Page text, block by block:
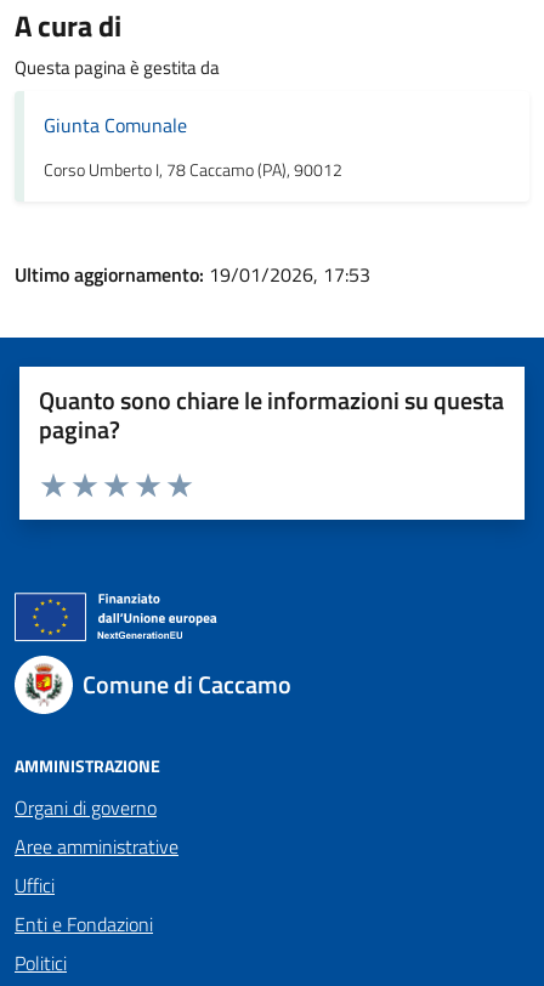
A cura di
Questa pagina è gestita da
Giunta Comunale
Corso Umberto I, 78 Caccamo (PA), 90012
Ultimo aggiornamento: 19/01/2026, 17:53
Quanto sono chiare le informazioni su questa
pagina?
Valuta 5 stelle su 5
Valuta 4 stelle su 5
Valuta 3 stelle su 5
Valuta 2 stelle su 5
Valuta 1 stelle su 5
Comune di Caccamo
AMMINISTRAZIONE
Organi di governo
Aree amministrative
Uffici
Enti e Fondazioni
Politici